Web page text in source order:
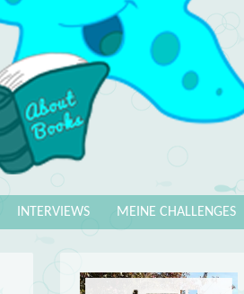
MEINE CHALLENGES
INTERVIEWS